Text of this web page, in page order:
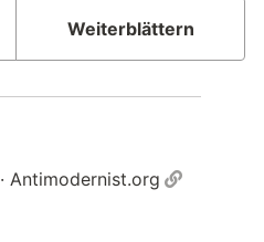
Weiterblättern
· Antimodernist.org